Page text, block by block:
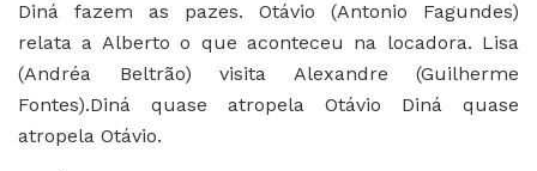
Diná fazem as pazes. Otávio (Antonio Fagundes)
relata a Alberto o que aconteceu na locadora. Lisa
(Andréa Beltrão) visita Alexandre (Guilherme
Fontes).Diná quase atropela Otávio Diná quase
atropela Otávio.